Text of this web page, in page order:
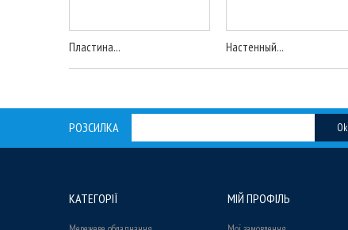
Пластина... Настенный...
РОЗСИЛКА Ok
КАТЕГОРІЇ МІЙ ПРОФІЛЬ